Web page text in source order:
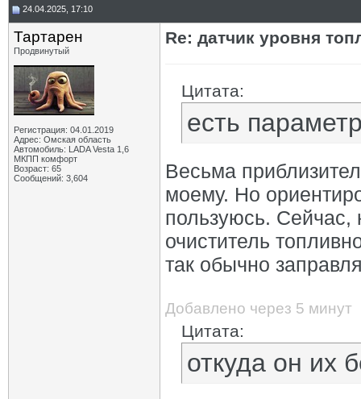
24.04.2025, 17:10
Тартарен
Продвинутый
Регистрация: 04.01.2019
Адрес: Омская область
Автомобиль: LADA Vesta 1,6
МКПП комфорт
Возраст: 65
Сообщений: 3,604
Re: датчик уровня
Цитата:
есть
Весьма
моему. Но
пользуюсь. Сейчас,
очиститель
так обычно
Добавлено через 5 минут
Цитата:
откуда он их